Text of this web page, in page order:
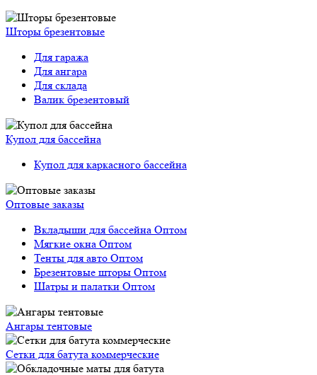
Шторы брезентовые
Для гаража
Для ангара
Для склада
Валик брезентовый
Купол для бассейна
Купол для каркасного бассейна
Оптовые заказы
Вкладыши для бассейна Оптом
Мягкие окна Оптом
Тенты для авто Оптом
Брезентовые шторы Оптом
Шатры и палатки Оптом
Ангары тентовые
Сетки для батута коммерческие